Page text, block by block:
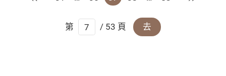
第 / 53 頁 去